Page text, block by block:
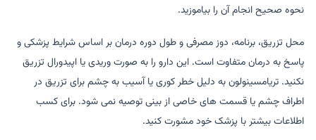
نحوه صحیح انجام آن را بیاموزید.
محل تزریق، برنامه، دوز مصرفی و طول دوره درمان بر اساس شرایط پزشکی و
پاسخ به درمان متفاوت است. این دارو را به صورت وریدی یا اپیدورال تزریق
نکنید. تریامسینولون به دلیل خطر کوری یا آسیب به چشم برای تزریق در
اطراف چشم یا قسمت های خاصی از بینی توصیه نمی شود. برای کسب
اطلاعات بیشتر با پزشک خود مشورت کنید.